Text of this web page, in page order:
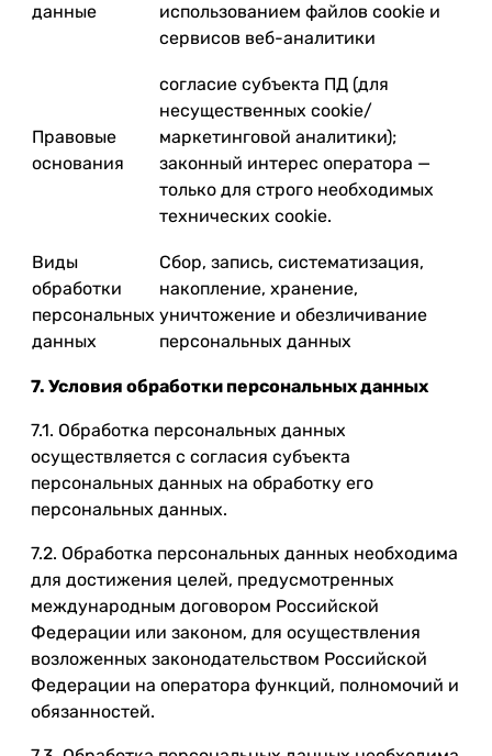
данные
использованием файлов cookie и
сервисов веб-аналитики
Правовые
основания
согласие субъекта ПД (для
несущественных cookie/
маркетинговой аналитики);
законный интерес оператора —
только для строго необходимых
технических cookie.
Виды
обработки
персональных
данных
Сбор, запись, систематизация,
накопление, хранение,
уничтожение и обезличивание
персональных данных
7. Условия обработки персональных данных
7.1. Обработка персональных данных
осуществляется с согласия субъекта
персональных данных на обработку его
персональных данных.
7.2. Обработка персональных данных необходима
для достижения целей, предусмотренных
международным договором Российской
Федерации или законом, для осуществления
возложенных законодательством Российской
Федерации на оператора функций, полномочий и
обязанностей.